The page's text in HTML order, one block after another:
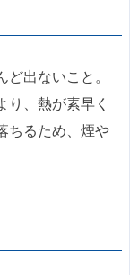
出ないこと。
、熱が素早く
ちるため、煙や